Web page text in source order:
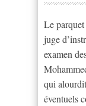
Le
juge
examen
qui
éventuels